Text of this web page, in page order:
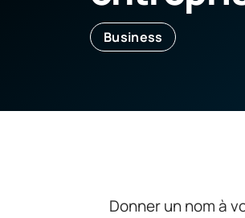
Business
Donner un nom à